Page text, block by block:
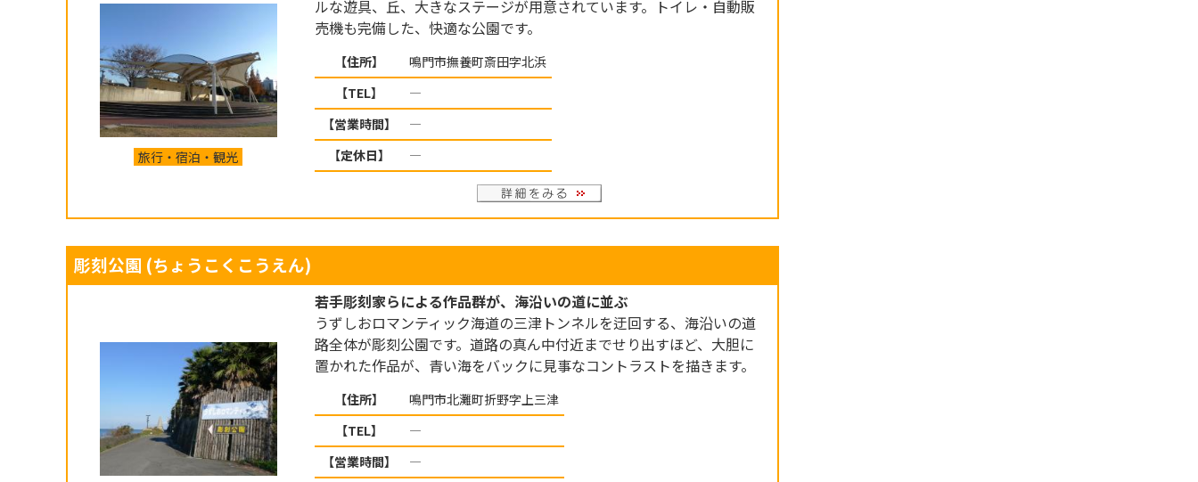
旅行・宿泊・観光
ルな遊具、丘、大きなステージが用意されています。トイレ・自動販
売機も完備した、快適な公園です。
【住所】
鳴門市撫養町斎田字北浜
【TEL】
―
【営業時間】
―
【定休日】
―
彫刻公園 (ちょうこくこうえん)
若手彫刻家らによる作品群が、海沿いの道に並ぶ
うずしおロマンティック海道の三津トンネルを迂回する、海沿いの道
路全体が彫刻公園です。道路の真ん中付近までせり出すほど、大胆に
置かれた作品が、青い海をバックに見事なコントラストを描きます。
【住所】
鳴門市北灘町折野字上三津
【TEL】
―
【営業時間】
―